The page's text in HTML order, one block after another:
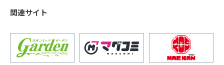
関連サイト